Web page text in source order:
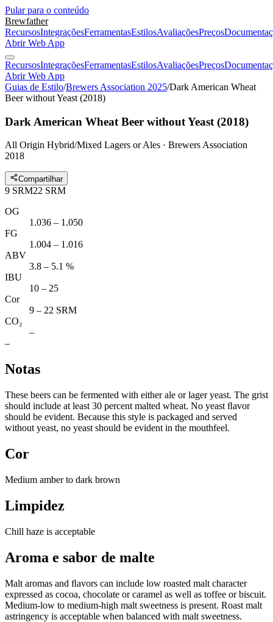
Pular para o conteúdo
Brewfather
RecursosIntegraçõesFerramentasEstilosAvaliaçõesPreços
Abrir Web App
RecursosIntegraçõesFerramentasEstilosAvaliaçõesPreços
Abrir Web App
Guias de Estilo/Brewers Association 2025/Dark American Wheat
Beer without Yeast (2018)
Dark American Wheat Beer without Yeast (2018)
All Origin Hybrid/Mixed Lagers or Ales · Brewers Association
2018
Compartilhar
9 SRM22 SRM
OG
1.036 – 1.050
FG
1.004 – 1.016
ABV
3.8 – 5.1 %
IBU
10 – 25
Cor
9 – 22 SRM
CO₂
–
–
Notas
These beers can be fermented with either ale or lager yeast. The grist
should include at least 30 percent malted wheat. No yeast ﬂavor
should be evident. Because this style is packaged and served
without yeast, no yeast should be evident in the mouthfeel.
Cor
Medium amber to dark brown
Limpidez
Chill haze is acceptable
Aroma e sabor de malte
Malt aromas and ﬂavors can include low roasted malt character
expressed as cocoa, chocolate or caramel as well as toffee or biscuit.
Medium-low to medium-high malt sweetness is present. Roast malt
astringency is acceptable when balanced with malt sweetness.